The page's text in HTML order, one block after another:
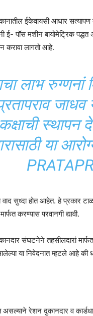
ईकेवायसी आधार सत्यापण
ई- पॉस मशीन बायोमेट्रिक
करावा लागतो आहे.
लाभ
स्थापन
या
सुध्दा होत आहेत. हे प्रकार
करण्यास परवानगी द्यावी.
संघटनेने तहसीलदारां मार्फत
आलेल्या या निवेदनात म्हटले आहे
असल्याने रेशन दुकानदार व